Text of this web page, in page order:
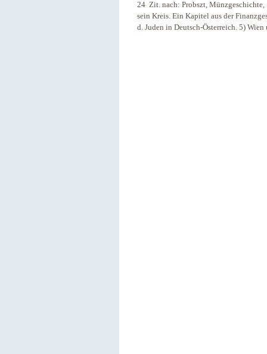
24 Zit. nach: Probszt, Münzgeschichte,
sein Kreis. Ein Kapitel aus der
d. Juden in Deutsch-Österreich. 5)